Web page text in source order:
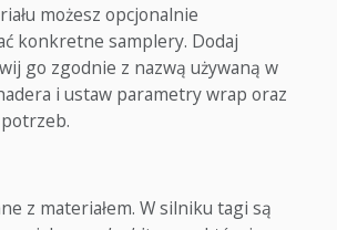
możesz opcjonalnie
konkretne samplery. Dodaj
go zgodnie z nazwą używaną w
i ustaw parametry wrap oraz
z materiałem. W silniku tagi są